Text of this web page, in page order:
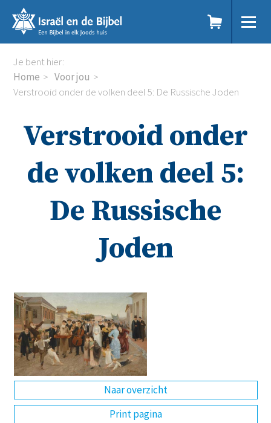
links
naar
de
inhoud
naar
de
Je bent hier:
Home
Voor jou
Verstrooid onder de volken deel 5: De Russische Joden
Verstrooid onder
de volken deel 5:
De Russische
Joden
Naar overzicht
Print pagina
Doe mee
Podcast
Magazine
Digitale nieuwsbrief
Agenda
Jongerenwerk
Het Studiehuis (cursus)
Webshop
Over ons
DE EN